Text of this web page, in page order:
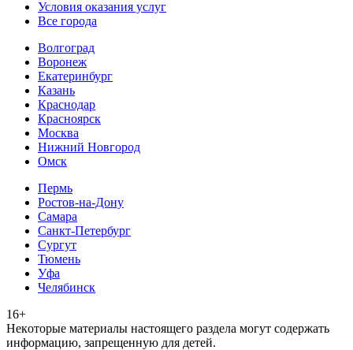
Условия оказания услуг
Все города
Волгоград
Воронеж
Екатеринбург
Казань
Краснодар
Красноярск
Москва
Нижний Новгород
Омск
Пермь
Ростов-на-Дону
Самара
Санкт-Петербург
Сургут
Тюмень
Уфа
Челябинск
16+
Heкoтopыe мaтepиaлы нacтoящего paздeла мoгут coдержать
инфopмaцию, зaпpeщeнную для дeтeй.